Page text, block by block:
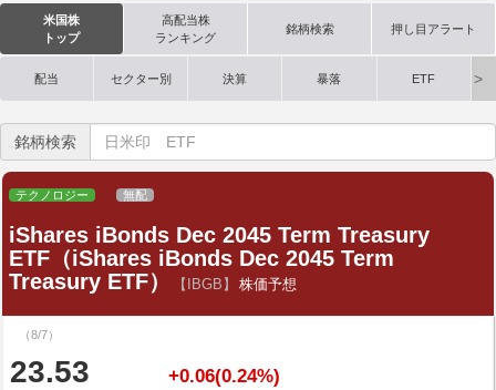
米国株
トップ
高配当株
ランキング
銘柄検索 押し目アラート
配当 セクター別 決算 暴落 ETF
銘柄検索
テクノロジー 無配
iShares iBonds Dec 2045 Term Treasury
ETF（iShares iBonds Dec 2045 Term
Treasury ETF）
【IBGB】 株価予想
（8/7）
23.53 +0.06(0.24%)